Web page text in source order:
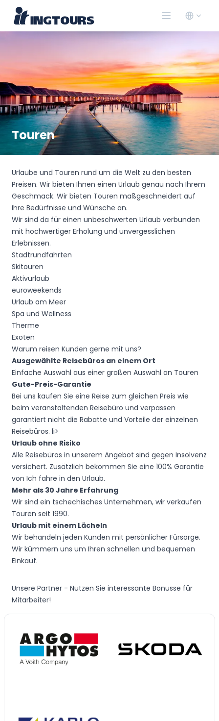
Touren
Urlaube und Touren rund um die Welt zu den besten
Preisen. Wir bieten Ihnen einen Urlaub genau nach Ihrem
Geschmack. Wir bieten Touren maßgeschneidert auf
Ihre Bedürfnisse und Wünsche an.
Wir sind da für einen unbeschwerten Urlaub verbunden
mit hochwertiger Erholung und unvergesslichen
Erlebnissen.
Stadtrundfahrten
Skitouren
Aktivurlaub
euroweekends
Urlaub am Meer
Spa und Wellness
Therme
Exoten
Warum reisen Kunden gerne mit uns?
Ausgewählte Reisebüros an einem Ort
Einfache Auswahl aus einer großen Auswahl an Touren
Gute-Preis-Garantie
Bei uns kaufen Sie eine Reise zum gleichen Preis wie
beim veranstaltenden Reisebüro und verpassen
garantiert nicht die Rabatte und Vorteile der einzelnen
Reisebüros. li>
Urlaub ohne Risiko
Alle Reisebüros in unserem Angebot sind gegen Insolvenz
versichert. Zusätzlich bekommen Sie eine 100% Garantie
von Ich fahre in den Urlaub.
Mehr als 30 Jahre Erfahrung
Wir sind ein tschechisches Unternehmen, wir verkaufen
Touren seit 1990.
Urlaub mit einem Lächeln
Wir behandeln jeden Kunden mit persönlicher Fürsorge.
Wir kümmern uns um Ihren schnellen und bequemen
Einkauf.
Unsere Partner - Nutzen Sie interessante Bonusse für
Mitarbeiter!